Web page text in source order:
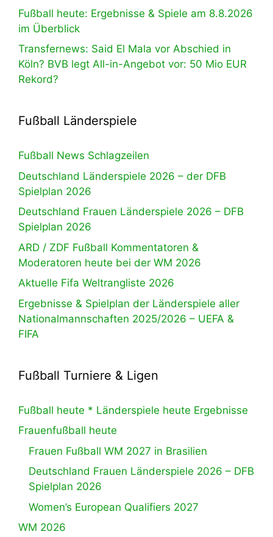
Fußball heute: Ergebnisse & Spiele am 8.8.2026
im Überblick
Transfernews: Said El Mala vor Abschied in
Köln? BVB legt All-in-Angebot vor: 50 Mio EUR
Rekord?
Fußball Länderspiele
Fußball News Schlagzeilen
Deutschland Länderspiele 2026 – der DFB
Spielplan 2026
Deutschland Frauen Länderspiele 2026 – DFB
Spielplan 2026
ARD / ZDF Fußball Kommentatoren &
Moderatoren heute bei der WM 2026
Aktuelle Fifa Weltrangliste 2026
Ergebnisse & Spielplan der Länderspiele aller
Nationalmannschaften 2025/2026 – UEFA &
FIFA
Fußball Turniere & Ligen
Fußball heute * Länderspiele heute Ergebnisse
Frauenfußball heute
Frauen Fußball WM 2027 in Brasilien
Deutschland Frauen Länderspiele 2026 – DFB
Spielplan 2026
Women’s European Qualifiers 2027
WM 2026